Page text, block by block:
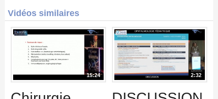
Vidéos similaires
15:24 2:32